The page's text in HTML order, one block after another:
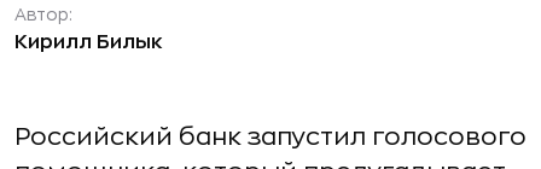
Автор:
Кирилл Билык
Российский банк запустил голосового